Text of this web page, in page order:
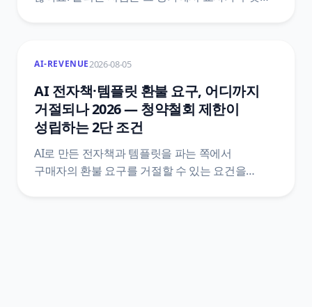
AI-REVENUE2026-08-05
AI 전자책·템플릿 환불 요구, 어디까지
거절되나 2026 — 청약철회 제한이
성립하는 2단 조건
AI로 만든 전자책과 템플릿을 파는 쪽에서
구매자의 환불 요구를 거절할 수 있는 요건을